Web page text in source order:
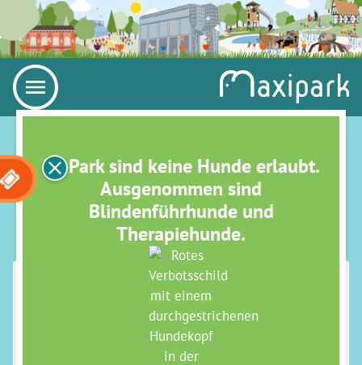
Im Park sind keine Hunde erlaubt.
Ausgenommen sind
Blindenführhunde und
Therapiehunde.
IMPRESSUM
Maximilianpark Hamm GmbH
Alter Grenzweg 2 (Anfahrt über Ostwennemarstraße